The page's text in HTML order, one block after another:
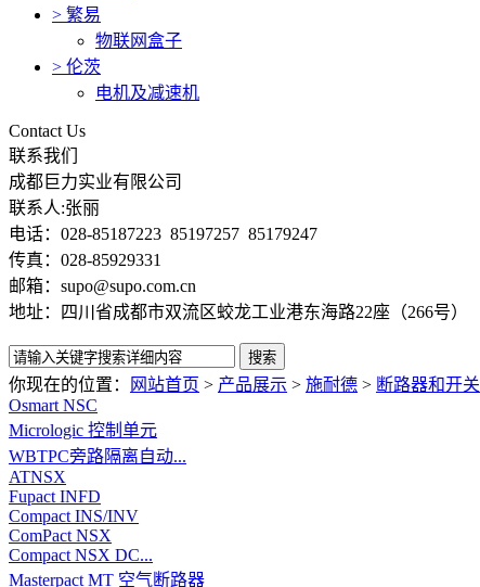
> 繁易
物联网盒子
> 伦茨
电机及减速机
Contact Us
联系我们
成都巨力实业有限公司
联系人:张丽
电话：028-85187223 85197257 85179247
传真：028-85929331
邮箱：supo@supo.com.cn
地址：四川省成都市双流区蛟龙工业港东海路22座（266号）
你现在的位置： 网站首页 > 产品展示 > 施耐德 > 断路器和开关
Osmart NSC
Micrologic 控制单元
WBTPC旁路隔离自动...
ATNSX
Fupact INFD
Compact INS/INV
ComPact NSX
Compact NSX DC...
Masterpact MT 空气断路器